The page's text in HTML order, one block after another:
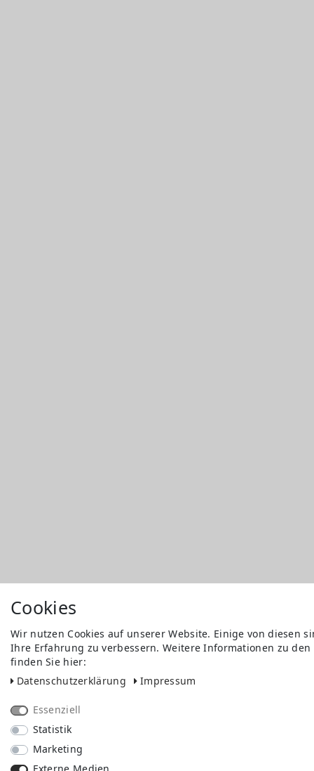
Cookies
Wir nutzen Cookies auf unserer Website. Einige von diesen
Ihre Erfahrung zu verbessern. Weitere Informationen zu
finden Sie hier:
Daten­schutz­erklärung
Impressum
Essenziell
Statistik
Marketing